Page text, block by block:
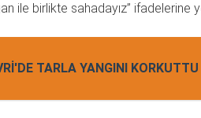
ile birlikte sahadayız” ifadelerine
TARLA YANGINI KORKUTTU